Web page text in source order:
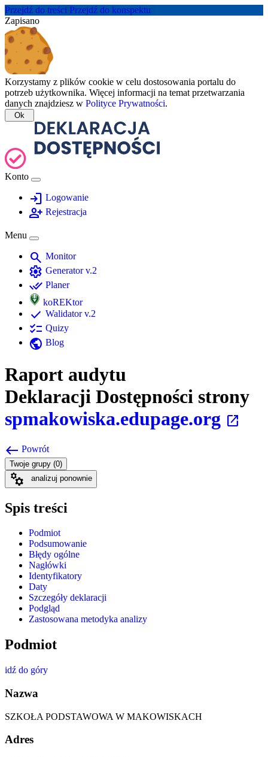
Przejdź do treści Przejdź do konspektu
Zapisano
Korzystamy z plików cookie w celu dostosowania portalu do
potrzeb użytkownika. Więcej informacji na temat przetwarzania
danych znajdziesz w Polityce Prywatności.
Ok
Konto
login Logowanie
person_add Rejestracja
Menu
search Monitor
settings Generator v.2
done_all Planer
koREKtor
check Walidator v.2
checklist Quizy
public Blog
Raport audytu
Deklaracji Dostępności strony
spmakowiska.edupage.org open_in_new
west Powrót
Twoje grupy (0)
manufacturing analizuj ponownie
Spis treści
Podmiot
Podsumowanie
Błędy ogólne
Nagłówki
Identyfikatory
Daty
Szczegóły deklaracji
Podgląd
Zastosowana metodyka analizy
Podmiot
idź do góry
Nazwa
SZKOŁA PODSTAWOWA W MAKOWISKACH
Adres